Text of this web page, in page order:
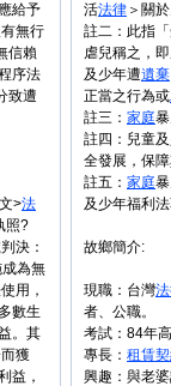
給予
無行
信賴
序法
致遭
>法
照?
決：
為無
用，
數生
。其
獲
益，
活法律 ＞關
註二：此指
虐兒稱之，
及少年遭遺棄
正當之行為或
註三： 家庭
註四：兒童
全發展，保
註五： 家庭
及少年福利
故鄉簡介:
現職：台灣
者、公職。
考試：84年
專長： 租賃
興趣：與老